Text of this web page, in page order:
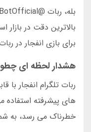
بالاترین دقت در بازار
برای بازی انفجار در
هشدار لحظه ای
ربات تلگرام انفجار با
های پیشرفته
خطرناک می رسد، به